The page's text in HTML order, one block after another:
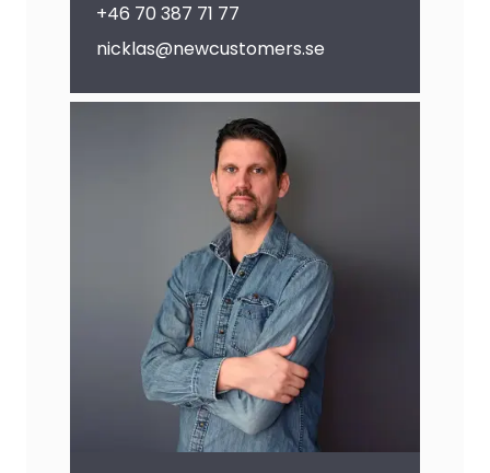
+46 70 387 71 77
nicklas@newcustomers.se